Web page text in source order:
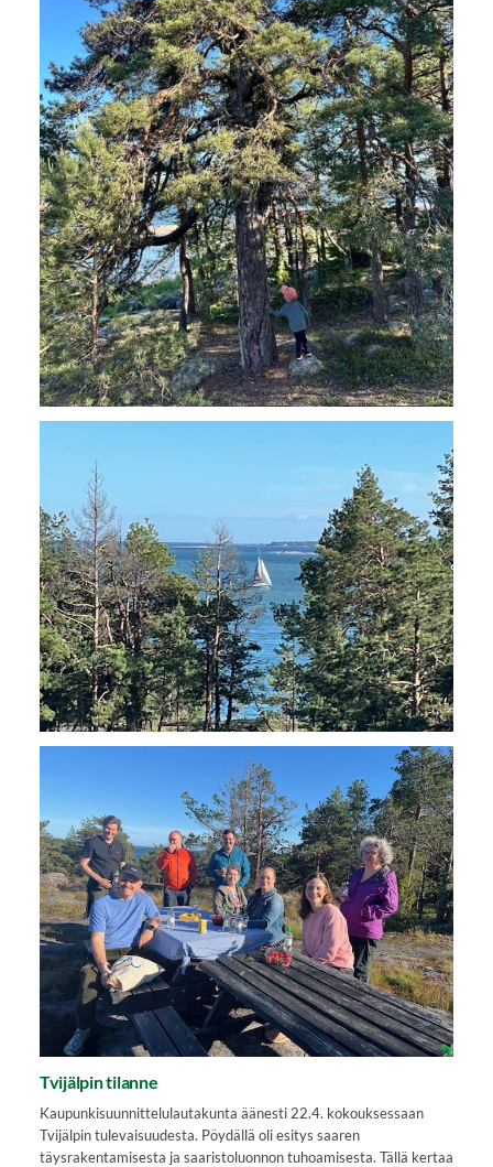
Tvijälpin tilanne
Kaupunkisuunnittelulautakunta äänesti 22.4. kokouksessaan
Tvijälpin tulevaisuudesta. Pöydällä oli esitys saaren
täysrakentamisesta ja saaristoluonnon tuhoamisesta. Tällä kertaa